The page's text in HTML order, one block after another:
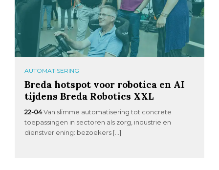
AUTOMATISERING
Breda hotspot voor robotica en AI
tijdens Breda Robotics XXL
22-04Van slimme automatisering tot concrete
toepassingen in sectoren als zorg, industrie en
dienstverlening: bezoekers […]